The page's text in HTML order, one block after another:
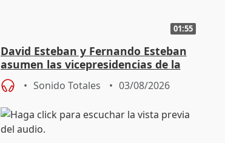
01:55
David Esteban y Fernando Esteban
asumen las vicepresidencias de la
Diputación de Valladolid
Sonido Totales 03/08/2026